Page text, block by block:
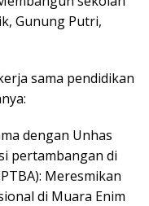
Gunung Putri,
sama pendidikan
dengan Unhas
pertambangan di
Meresmikan
di Muara Enim